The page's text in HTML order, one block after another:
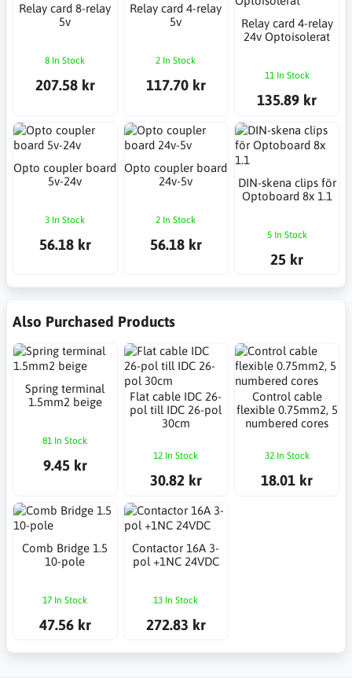
Relay card 8-relay
5v
8 In Stock
207.58 kr
Relay card 4-relay
5v
2 In Stock
117.70 kr
Relay card 4-relay
24v Optoisolerat
11 In Stock
135.89 kr
Opto coupler board
5v-24v
3 In Stock
56.18 kr
Opto coupler board
24v-5v
2 In Stock
56.18 kr
DIN-skena clips för
Optoboard 8x 1.1
5 In Stock
25 kr
Also Purchased Products
Spring terminal
1.5mm2 beige
81 In Stock
9.45 kr
Flat cable IDC 26-
pol till IDC 26-pol
30cm
12 In Stock
30.82 kr
Control cable
flexible 0.75mm2, 5
numbered cores
32 In Stock
18.01 kr
Comb Bridge 1.5
10-pole
17 In Stock
47.56 kr
Contactor 16A 3-
pol +1NC 24VDC
13 In Stock
272.83 kr